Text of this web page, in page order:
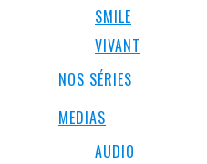
SMILE
VIVANT
NOS SÉRIES
MEDIAS
AUDIO